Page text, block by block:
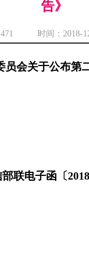
告》
471 时间：2018-12-
会关于公布第
联电子函〔